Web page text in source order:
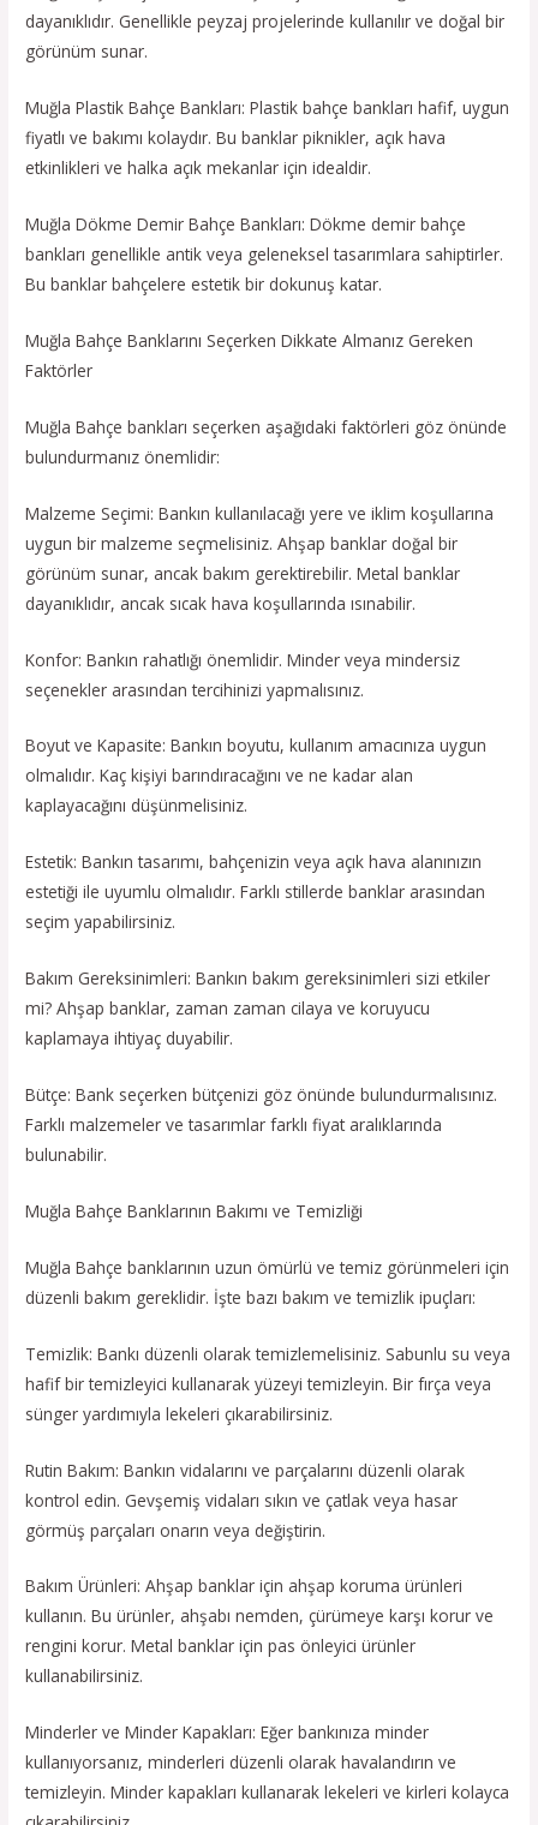
dayanıklıdır. Genellikle peyzaj projelerinde kullanılır ve doğal bir
görünüm sunar.
Muğla Plastik Bahçe Bankları: Plastik bahçe bankları hafif, uygun
fiyatlı ve bakımı kolaydır. Bu banklar piknikler, açık hava
etkinlikleri ve halka açık mekanlar için idealdir.
Muğla Dökme Demir Bahçe Bankları: Dökme demir bahçe
bankları genellikle antik veya geleneksel tasarımlara sahiptirler.
Bu banklar bahçelere estetik bir dokunuş katar.
Muğla Bahçe Banklarını Seçerken Dikkate Almanız Gereken
Faktörler
Muğla Bahçe bankları seçerken aşağıdaki faktörleri göz önünde
bulundurmanız önemlidir:
Malzeme Seçimi: Bankın kullanılacağı yere ve iklim koşullarına
uygun bir malzeme seçmelisiniz. Ahşap banklar doğal bir
görünüm sunar, ancak bakım gerektirebilir. Metal banklar
dayanıklıdır, ancak sıcak hava koşullarında ısınabilir.
Konfor: Bankın rahatlığı önemlidir. Minder veya mindersiz
seçenekler arasından tercihinizi yapmalısınız.
Boyut ve Kapasite: Bankın boyutu, kullanım amacınıza uygun
olmalıdır. Kaç kişiyi barındıracağını ve ne kadar alan
kaplayacağını düşünmelisiniz.
Estetik: Bankın tasarımı, bahçenizin veya açık hava alanınızın
estetiği ile uyumlu olmalıdır. Farklı stillerde banklar arasından
seçim yapabilirsiniz.
Bakım Gereksinimleri: Bankın bakım gereksinimleri sizi etkiler
mi? Ahşap banklar, zaman zaman cilaya ve koruyucu
kaplamaya ihtiyaç duyabilir.
Bütçe: Bank seçerken bütçenizi göz önünde bulundurmalısınız.
Farklı malzemeler ve tasarımlar farklı fiyat aralıklarında
bulunabilir.
Muğla Bahçe Banklarının Bakımı ve Temizliği
Muğla Bahçe banklarının uzun ömürlü ve temiz görünmeleri için
düzenli bakım gereklidir. İşte bazı bakım ve temizlik ipuçları:
Temizlik: Bankı düzenli olarak temizlemelisiniz. Sabunlu su veya
hafif bir temizleyici kullanarak yüzeyi temizleyin. Bir fırça veya
sünger yardımıyla lekeleri çıkarabilirsiniz.
Rutin Bakım: Bankın vidalarını ve parçalarını düzenli olarak
kontrol edin. Gevşemiş vidaları sıkın ve çatlak veya hasar
görmüş parçaları onarın veya değiştirin.
Bakım Ürünleri: Ahşap banklar için ahşap koruma ürünleri
kullanın. Bu ürünler, ahşabı nemden, çürümeye karşı korur ve
rengini korur. Metal banklar için pas önleyici ürünler
kullanabilirsiniz.
Minderler ve Minder Kapakları: Eğer bankınıza minder
kullanıyorsanız, minderleri düzenli olarak havalandırın ve
temizleyin. Minder kapakları kullanarak lekeleri ve kirleri kolayca